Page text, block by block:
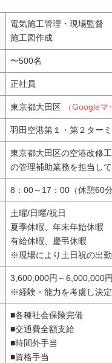
電気施工管理・現場監督
施工図作成
〜500名
正社員
東京都大田区 （Google
羽田空港第１・第２ター
東京都大田区の空港改修
の管理補助業務を担当して
8：00～17：00（休憩60分
土曜/日曜/祝日
夏季休暇、年末年始休暇
有給休暇、慶弔休暇
※現場により土日祝の出
3,600,000円～6,000,000円
※経験・能力を考慮し決定
■各種社会保険完備
■交通費全額支給
■時間外手当
■資格手当